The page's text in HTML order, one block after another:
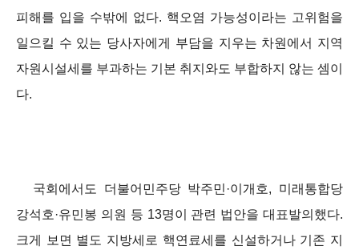
피해를 입을 수밖에 없다. 핵오염 가능성이라는 고위험을
일으킬 수 있는 당사자에게 부담을 지우는 차원에서 지역
자원시설세를 부과하는 기본 취지와도 부합하지 않는 셈이
다.
국회에서도 더불어민주당 박주민·이개호, 미래통합당
강석호·유민봉 의원 등 13명이 관련 법안을 대표발의했다.
크게 보면 별도 지방세로 핵연료세를 신설하거나 기존 지